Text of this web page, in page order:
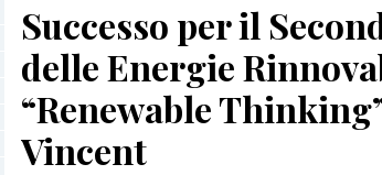
Successo per il
delle Energie
“Renewable
Vincent